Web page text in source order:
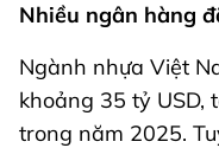
Nhiều ngân hàng
Ngành nhựa Việt
khoảng 35 tỷ USD,
trong năm 2025.